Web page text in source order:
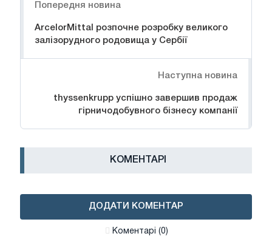
Попередня новина
ArcelorMittal розпочне розробку великого
залізорудного родовища у Сербії
Наступна новина
thyssenkrupp успішно завершив продаж
гірничодобувного бізнесу компанії
КОМЕНТАРІ
ДОДАТИ КОМЕНТАР
Коментарі (0)